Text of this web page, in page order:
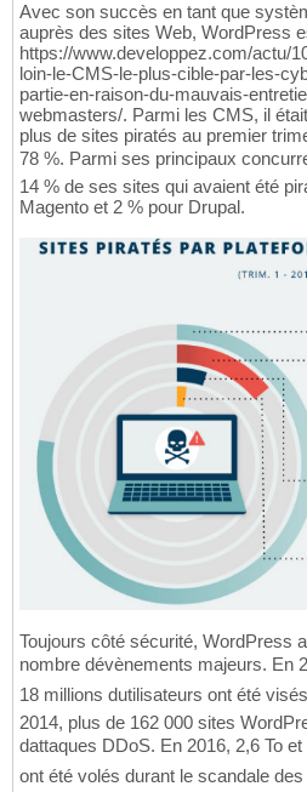
Avec son succès en tant que
auprès des sites Web, WordPress
https://www.developpez.com/actu/
loin-le-CMS-le-plus-cible-par-les-
partie-en-raison-du-mauvais-
webmasters/. Parmi les CMS, il
plus de sites piratés au premier
78 %. Parmi ses principaux
14 % de ses sites qui avaient été
Magento et 2 % pour Drupal.
Toujours côté sécurité, WordPress
nombre dévènements majeurs. En
18 millions dutilisateurs ont été
2014, plus de 162 000 sites
dattaques DDoS. En 2016, 2,6 To
ont été volés durant le scandale des